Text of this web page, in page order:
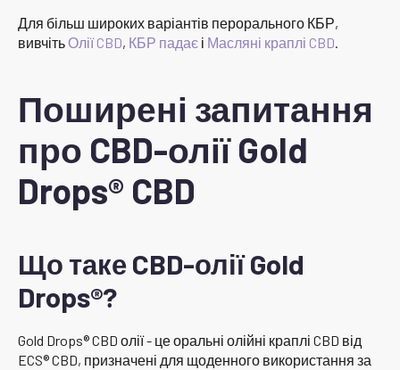
Для більш широких варіантів перорального КБР,
вивчітьОлії CBD, КБР падає і Масляні краплі CBD.
Поширені запитання
про CBD-олії Gold
Drops® CBD
Що таке CBD-олії Gold
Drops®?
Gold Drops® CBD олії - це оральні олійні краплі CBD від
ECS® CBD, призначені для щоденного використання за